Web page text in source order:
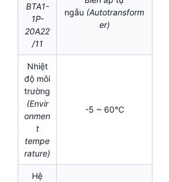
BTA1-
1P-
20A22
/11
ngẫu (Autotransform
er)
Nhiệt
độ môi
trường
(Envir
onmen
t
tempe
rature)
-5 ~ 60℃
Hệ